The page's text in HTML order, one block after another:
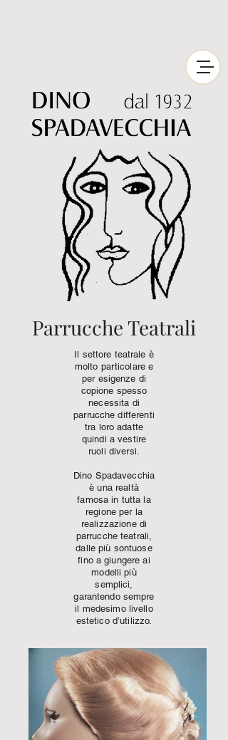
Parrucche Teatrali
Il settore teatrale è
molto particolare e
per esigenze di
copione spesso
necessita di
parrucche differenti
tra loro adatte
quindi a vestire
ruoli diversi.
Dino Spadavecchia
è una realtà
famosa in tutta la
regione per la
realizzazione di
parrucche teatrali,
dalle più sontuose
fino a giungere ai
modelli più
semplici,
garantendo sempre
il medesimo livello
estetico d’utilizzo.